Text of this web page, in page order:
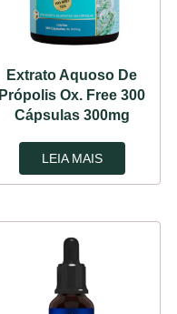
Extrato Aquoso De
Própolis Ox. Free 300
Cápsulas 300mg
LEIA MAIS